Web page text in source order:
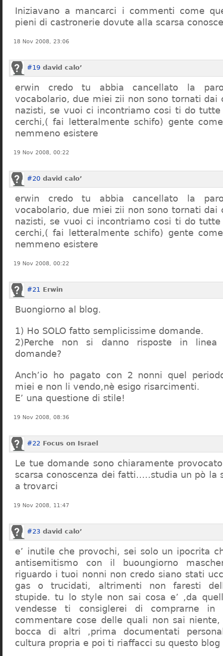
Iniziavano a mancarci i commenti come
pieni di castronerie dovute alla scarsa
18 Nov 2008, 23:06
#19 david calo’
erwin credo tu abbia cancellato la
vocabolario, due miei zii non sono tornati dai
nazisti, se vuoi ci incontriamo cosi ti do tutte
cerchi,( fai letteralmente schifo) gente
nemmeno esistere
19 Nov 2008, 00:22
#20 david calo’
erwin credo tu abbia cancellato la
vocabolario, due miei zii non sono tornati dai
nazisti, se vuoi ci incontriamo cosi ti do tutte
cerchi,( fai letteralmente schifo) gente
nemmeno esistere
19 Nov 2008, 00:22
#21 Erwin
Buongiorno al blog.
1) Ho SOLO fatto semplicissime domande.
2)Perche non si danno risposte in
domande?
Anch’io ho pagato con 2 nonni quel
miei e non li vendo,nè esigo risarcimenti.
E’ una questione di stile!
19 Nov 2008, 08:36
#22 Focus on Israel
Le tue domande sono chiaramente
scarsa conoscenza dei fatti…..studia un pò la
a trovarci
19 Nov 2008, 11:47
#23 david calo’
e’ inutile che provochi, sei solo un ipocrita
antisemitismo con il buoungiorno
riguardo i tuoi nonni non credo siano stati
gas o trucidati, altrimenti non faresti
stupide. tu lo style non sai cosa e’ ,da
vendesse ti consiglerei di comprarne in
commentare cose delle quali non sai
bocca di altri ,prima documentati
cultura propria e poi ti riaffacci su questo blog